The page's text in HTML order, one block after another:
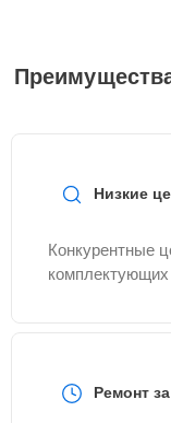
Низкие
Конкурентные
комплектующих
Ремонт